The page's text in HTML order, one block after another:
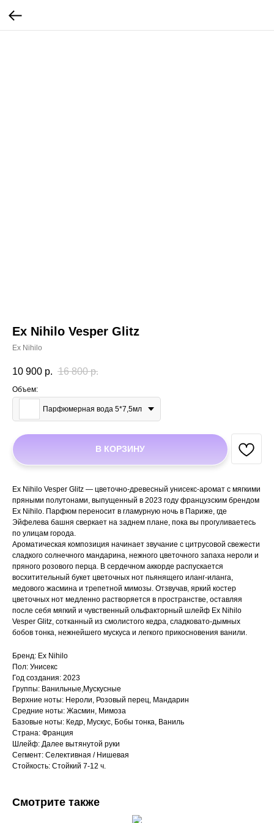
Ex Nihilo Vesper Glitz
Ex Nihilo
10 900 р. 16 800 р.
Объем:
Парфюмерная вода 5*7,5мл
В КОРЗИНУ
Ex Nihilo Vesper Glitz — цветочно-древесный унисекс-аромат с мягкими
пряными полутонами, выпущенный в 2023 году французским брендом
Ex Nihilo. Парфюм переносит в гламурную ночь в Париже, где
Эйфелева башня сверкает на заднем плане, пока вы прогуливаетесь
по улицам города.
Ароматическая композиция начинает звучание с цитрусовой свежести
сладкого солнечного мандарина, нежного цветочного запаха нероли и
пряного розового перца. В сердечном аккорде распускается
восхитительный букет цветочных нот пьянящего иланг-иланга,
медового жасмина и трепетной мимозы. Отзвучав, яркий костер
цветочных нот медленно растворяется в пространстве, оставляя
после себя мягкий и чувственный ольфакторный шлейф Ex Nihilo
Vesper Glitz, сотканный из смолистого кедра, сладковато-дымных
бобов тонка, нежнейшего мускуса и легкого прикосновения ванили.
Бренд: Ex Nihilo
Пол: Унисекс
Год создания: 2023
Группы: Ванильные,Мускусные
Верхние ноты: Нероли, Розовый перец, Мандарин
Средние ноты: Жасмин, Мимоза
Базовые ноты: Кедр, Мускус, Бобы тонка, Ваниль
Страна: Франция
Шлейф: Далее вытянутой руки
Сегмент: Селективная / Нишевая
Стойкость: Стойкий 7-12 ч.
Смотрите также